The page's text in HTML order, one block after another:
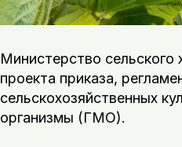
Министерство сельского
проекта приказа,
сельскохозяйственных
организмы (ГМО).